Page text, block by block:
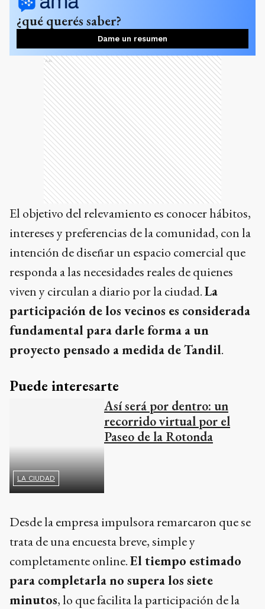
¿qué querés saber?
Dame un resumen
Ads
El objetivo del relevamiento es conocer hábitos,
intereses y preferencias de la comunidad, con la
intención de diseñar un espacio comercial que
responda a las necesidades reales de quienes
viven y circulan a diario por la ciudad.La
participación de los vecinos es considerada
fundamental para darle forma a un
proyecto pensado a medida de Tandil.
Puede interesarte
LA CIUDAD
Así será por dentro: un
recorrido virtual por el
Paseo de la Rotonda
Desde la empresa impulsora remarcaron que se
trata de una encuesta breve, simple y
completamente online.El tiempo estimado
para completarla no supera los siete
minutos, lo que facilita la participación de la